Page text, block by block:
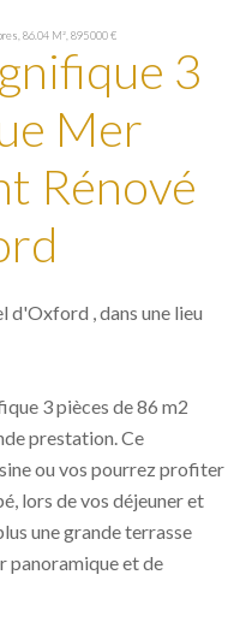
86.04 M², 895 000 €
3
Mer
Rénové
d'Oxford , dans une lieu
3 pièces de 86 m2
prestation. Ce
ou vos pourrez profiter
lors de vos déjeuner et
une grande terrasse
panoramique et de